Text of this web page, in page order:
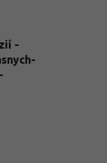
-